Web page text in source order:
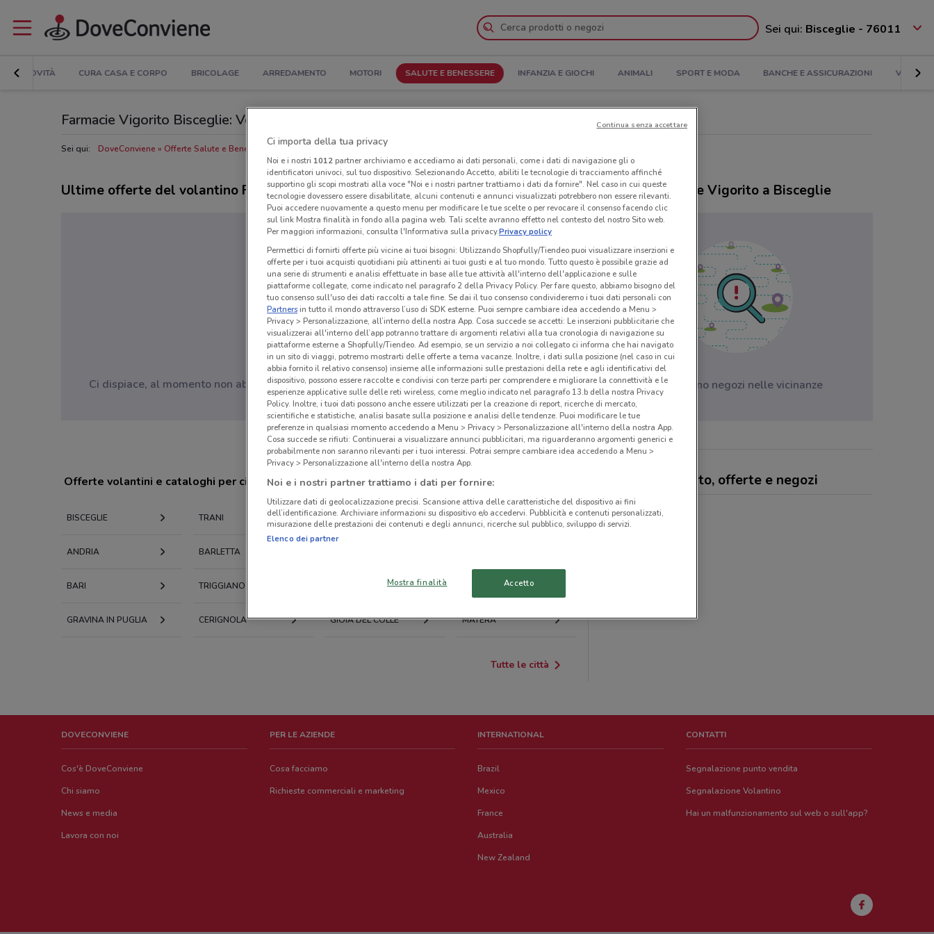
Sei qui: Bisceglie - 76011
NOVITÀ CURA CASA E CORPO BRICOLAGE ARREDAMENTO MOTORI SALUTE E BENESSERE INFANZIA E GIOCHI ANIMALI SPORT E MODA BANCHE E ASSICURAZIONI VIAGGI
Farmacie Vigorito Bisceglie: Volantino, Orari di apertura e Indirizzi
Sei qui: DoveConviene Offerte Salute e Benessere a Bisceglie Negozi Farmacie Vigorito a Bisceglie
Ultime offerte del volantino Farmacie Vigorito
Ci dispiace, al momento non abbiamo pubblicato volantini nella tua zona. Riprova più tardi.
Offerte volantini e cataloghi per città nelle vicinanze
BISCEGLIE TRANI MOLFETTA CORATO
ANDRIA BARLETTA
BARI TRIGGIANO CASAMASSIMA
GRAVINA IN PUGLIA CERIGNOLA GIOIA DEL COLLE MATERA
Tutte le città
Negozi Farmacie Vigorito a Bisceglie
Non ci sono negozi nelle vicinanze
Farmacie Vigorito, offerte e negozi
DOVECONVIENE
Cos'è DoveConviene
Chi siamo
News e media
Lavora con noi
PER LE AZIENDE
Cosa facciamo
Richieste commerciali e marketing
INTERNATIONAL
Brazil
Mexico
France
Australia
New Zealand
CONTATTI
Segnalazione punto vendita
Segnalazione Volantino
Hai un malfunzionamento sul web o sull'app?
Ci importa della tua privacy
Noi e i nostri 1012partner archiviamo e accediamo ai dati personali, come i dati di navigazione gli o
identificatori univoci, sul tuo dispositivo. Selezionando Accetto, abiliti le tecnologie di tracciamento affinché
supportino gli scopi mostrati alla voce "Noi e i nostri partner trattiamo i dati da fornire". Nel caso in cui queste
tecnologie dovessero essere disabilitate, alcuni contenuti e annunci visualizzati potrebbero non essere rilevanti.
Puoi accedere nuovamente a questo menu per modificare le tue scelte o per revocare il consenso facendo clic
sul link Mostra finalità in fondo alla pagina web. Tali scelte avranno effetto nel contesto del nostro Sito web.
Per maggiori informazioni, consulta l'Informativa sulla privacy.Privacy policy
Permettici di fornirti offerte più vicine ai tuoi bisogni: Utilizzando Shopfully/Tiendeo puoi visualizzare inserzioni e
offerte per i tuoi acquisti quotidiani più attinenti ai tuoi gusti e al tuo mondo. Tutto questo è possibile grazie ad
una serie di strumenti e analisi effettuate in base alle tue attività all'interno dell'applicazione e sulle
piattaforme collegate, come indicato nel paragrafo 2 della Privacy Policy. Per fare questo, abbiamo bisogno del
tuo consenso sull'uso dei dati raccolti a tale fine. Se dai il tuo consenso condivideremo i tuoi dati personali con
Partnersin tutto il mondo attraverso l’uso di SDK esterne. Puoi sempre cambiare idea accedendo a Menu >
Privacy > Personalizzazione, all’interno della nostra App. Cosa succede se accetti: Le inserzioni pubblicitarie che
visualizzerai all'interno dell’app potranno trattare di argomenti relativi alla tua cronologia di navigazione su
piattaforme esterne a Shopfully/Tiendeo. Ad esempio, se un servizio a noi collegato ci informa che hai navigato
in un sito di viaggi, potremo mostrarti delle offerte a tema vacanze. Inoltre, i dati sulla posizione (nel caso in cui
abbia fornito il relativo consenso) insieme alle informazioni sulle prestazioni della rete e agli identificativi del
dispositivo, possono essere raccolte e condivisi con terze parti per comprendere e migliorare la connettività e le
esperienze applicative sulle delle reti wireless, come meglio indicato nel paragrafo 13.b della nostra Privacy
Policy. Inoltre, i tuoi dati possono anche essere utilizzati per la creazione di report, ricerche di mercato,
scientifiche e statistiche, analisi basate sulla posizione e analisi delle tendenze. Puoi modificare le tue
preferenze in qualsiasi momento accedendo a Menu > Privacy > Personalizzazione all'interno della nostra App.
Cosa succede se rifiuti: Continuerai a visualizzare annunci pubblicitari, ma riguarderanno argomenti generici e
probabilmente non saranno rilevanti per i tuoi interessi. Potrai sempre cambiare idea accedendo a Menu >
Privacy > Personalizzazione all'interno della nostra App.
Noi e i nostri partner trattiamo i dati per fornire:
Utilizzare dati di geolocalizzazione precisi. Scansione attiva delle caratteristiche del dispositivo ai fini
dell’identificazione. Archiviare informazioni su dispositivo e/o accedervi. Pubblicità e contenuti personalizzati,
misurazione delle prestazioni dei contenuti e degli annunci, ricerche sul pubblico, sviluppo di servizi.
Elenco dei partner
Mostra finalità Accetto
Continua senza accettare